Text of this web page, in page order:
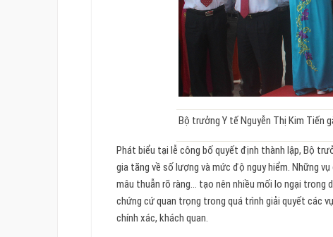
Bộ trưởng Y tế Nguyễn Thị Kim Tiến
Phát biểu tại lễ công bố quyết định thành lập, Bộ
gia tăng về số lượng và mức độ nguy hiểm. Những
mâu thuẫn rõ ràng… tạo nên nhiều mối lo ngại trong
chứng cứ quan trọng trong quá trình giải quyết các
chính xác, khách quan.